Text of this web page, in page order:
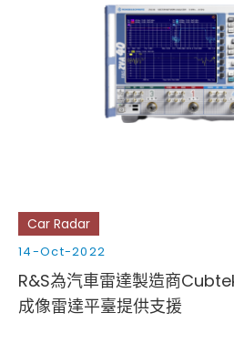
Aerospace | Defense |
Broadcast and Media
Cybersecurity
Car Radar
14-Oct-2022
R&S為汽車雷達製造商
成像雷達平臺提供支援